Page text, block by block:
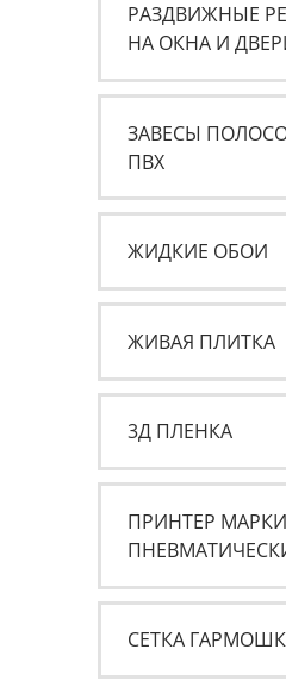
РАЗДВИЖНЫЕ
НА ОКНА И
ЗАВЕСЫ
ПВХ
ЖИДКИЕ ОБОИ
ЖИВАЯ ПЛИТКА
3Д ПЛЕНКА
ПРИНТЕР
СЕТКА